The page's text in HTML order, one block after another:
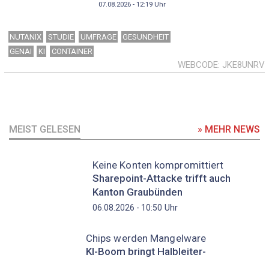
07.08.2026 - 12:19Uhr
NUTANIX STUDIE UMFRAGE
GESUNDHEIT
GENAI
KI CONTAINER
WEBCODE JKE8UNRV
MEIST GELESEN » MEHR NEWS
Keine Konten kompromittiert
Sharepoint-Attacke trifft auch
Kanton Graubünden
06.08.2026 - 10:50 Uhr
Chips werden Mangelware
KI-Boom bringt Halbleiter-